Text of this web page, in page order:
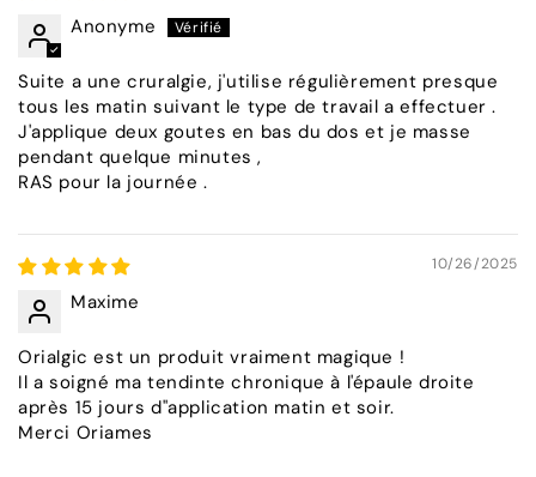
Anonyme
Suite a une cruralgie, j'utilise régulièrement presque
tous les matin suivant le type de travail a effectuer .
J'applique deux goutes en bas du dos et je masse
pendant quelque minutes ,
RAS pour la journée .
10/26/2025
Maxime
Orialgic est un produit vraiment magique !
Il a soigné ma tendinte chronique à l'épaule droite
après 15 jours d"application matin et soir.
Merci Oriames